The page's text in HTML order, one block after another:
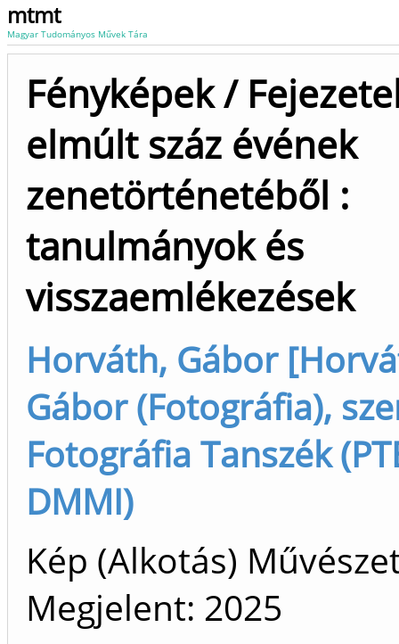
mtmt
Magyar Tudományos Művek Tára
Fényképek /
elmúlt száz évének
zenetörténetéből :
tanulmányok és
visszaemlékezések
Horváth, Gábor
Gábor (Fotográfia),
Fotográfia Tanszék
DMMI)
Kép (Alkotás)
Megjelent: 2025